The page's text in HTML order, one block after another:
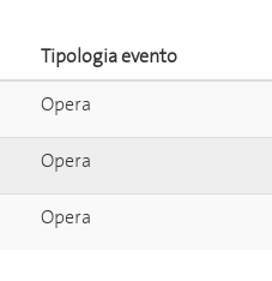
Tipologia evento
Opera
Opera
Opera